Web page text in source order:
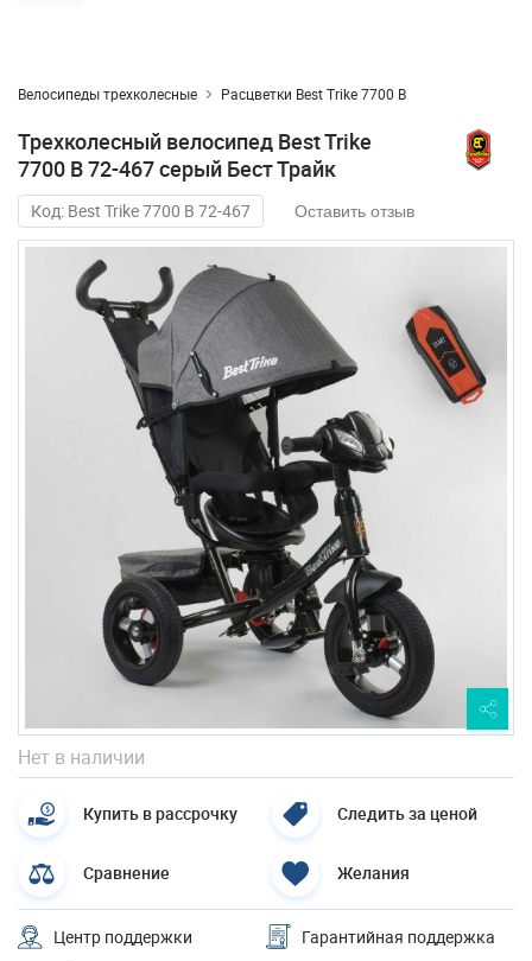
Велосипеды трехколесные Расцветки Best Trike 7700 B
Трехколесный велосипед Best Trike
7700 В 72-467 серый Бест Трайк
Код: Best Trike 7700 В 72-467 Оставить отзыв
Нет в наличии
Купить в рассрочку Следить за ценой
Сравнение Желания
Центр поддержки
Гарантийная поддержка